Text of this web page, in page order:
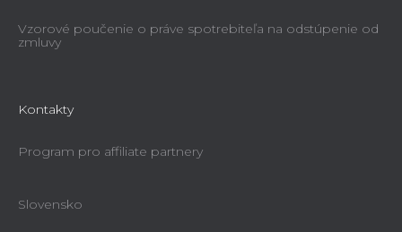
Vzorové poučenie o práve spotrebiteľa na odstúpenie od
zmluvy
Kontakty
Program pro affiliate partnery
Slovensko